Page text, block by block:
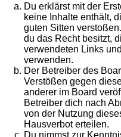
Du erklärst mit der
keine Inhalte enthält,
guten Sitten
du das Recht besitzt,
verwendeten Links
verwenden.
Der Betreiber des
Verstößen gegen
anderer im Board
Betreiber dich nach
von der Nutzung
Hausverbot erteilen.
Du nimmst zur